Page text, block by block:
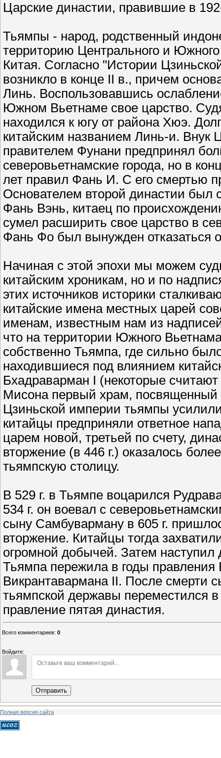
Царские династии, правившие в
Тьямпы - народ, родственный
территорию Центрального и
Китая. Согласно "Истории
возникло в конце II в., причем
Линь. Воспользовавшись
Южном Вьетнаме свое царство.
находился к югу от района Хюэ.
китайским названием Линь-и.
правителем Фунани предпринял
северовьетнамские города, но в
лет правил Фань И. С его смертью
Основателем второй династии
Фань Вэнь, китаец по
сумел расширить свое царство в
Фань Фо был вынужден отказаться
Начиная с этой эпохи мы можем
китайским хроникам, но и по
этих источников историки
китайские имена местных царей
именам, известным нам из
что на территории Южного
собственно Тьямпа, где сильно
находившиеся под влиянием
Бхадраварман I (некоторые
Мисона первый храм,
Цзиньской империи тьямпы
китайцы предприняли ответное
царем новой, третьей по счету,
вторжение (в 446 г.) оказалось
тьямпскую столицу.
В 529 г. в Тьямпе воцарился
534 г. он воевал с
сыну Самбуварману в 605 г.
вторжение. Китайцы тогда
огромной добычей. Затем
Тьямпа пережила в годы правления
Викрантавармана II. После смерти
тьямпской державы переместился
правление пятая династия.
Всего комментариев: 0
Войдите:
Отправить
Полная версия сайта